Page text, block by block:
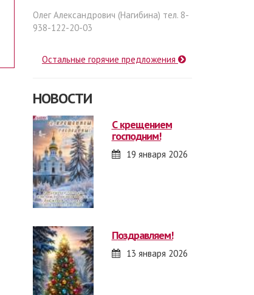
Олег Александрович (Нагибина) тел. 8-
938-122-20-03
Остальные горячие предложения
НОВОСТИ
с крещением
господним!
19 января 2026
поздравляем!
13 января 2026